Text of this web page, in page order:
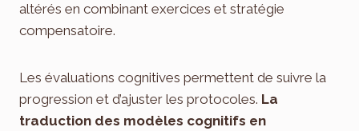
altérés en combinant exercices et stratégie
compensatoire.
Les évaluations cognitives permettent de suivre la
progression et d’ajuster les protocoles. La
traduction des modèles cognitifs en